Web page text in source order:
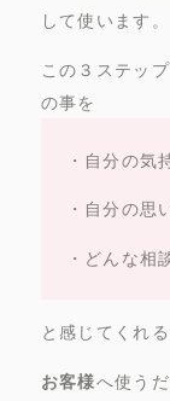
して使います。
この３ステッ
の事を
・自分の気
・自分の思
・どんな相
と感じてくれ
お客様へ使う